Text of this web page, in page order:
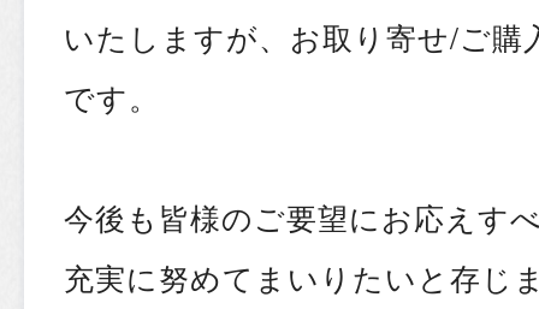
いたしますが、お取り寄せ/ご購
です。
今後も皆様のご要望にお応えす
充実に努めてまいりたいと存じ